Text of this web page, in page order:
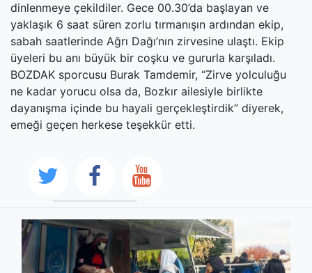
dinlenmeye çekildiler. Gece 00.30’da başlayan ve
yaklaşık 6 saat süren zorlu tırmanışın ardından ekip,
sabah saatlerinde Ağrı Dağı’nın zirvesine ulaştı. Ekip
üyeleri bu anı büyük bir coşku ve gururla karşıladı.
BOZDAK sporcusu Burak Tamdemir, “Zirve yolculuğu
ne kadar yorucu olsa da, Bozkır ailesiyle birlikte
dayanışma içinde bu hayali gerçekleştirdik” diyerek,
emeği geçen herkese teşekkür etti.